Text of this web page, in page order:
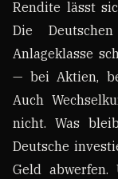
Rendite lässt
Die
Anlageklasse
— bei Aktien,
Auch
nicht. Was
Deutsche
Geld